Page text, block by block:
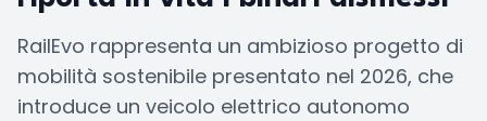
RailEvo rappresenta un ambizioso progetto di
mobilità sostenibile presentato nel 2026, che
introduce un veicolo elettrico autonomo